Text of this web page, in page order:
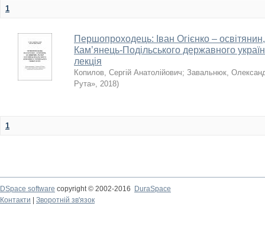
1
Першопроходець: Іван Огієнко –
Кам’янець-Подільського державного
лекція
Копилов, Сергій Анатолійович; Завальнюк,
Рута», 2018)
1
DSpace software copyright © 2002-2016
DuraSpace
Контакти
Зворотній зв'язок